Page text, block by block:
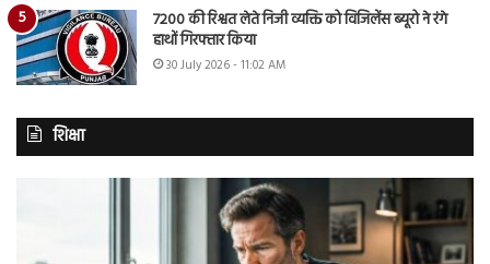
7200 की रिश्वत लेते निजी व्यक्ति को विजिलेंस ब्यूरो ने रंगे
हाथों गिरफ्तार किया
30 July 2026 - 11:02 AM
शिक्षा